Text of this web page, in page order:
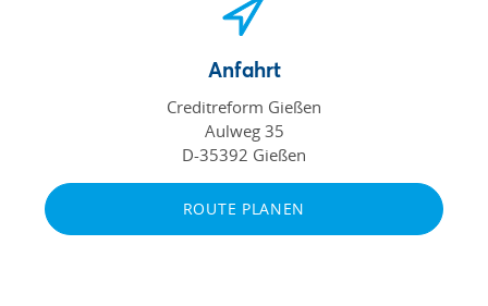
Anfahrt
Creditreform Gießen
Aulweg 35
D-35392 Gießen
ROUTE PLANEN